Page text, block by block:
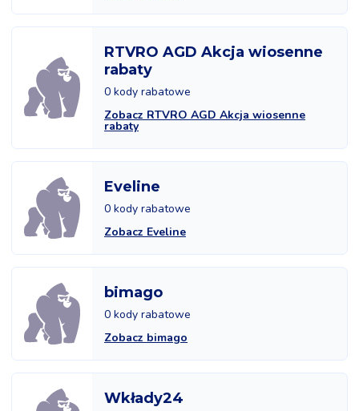
RTVRO AGD Akcja wiosenne
rabaty
0 kody rabatowe
Zobacz RTVRO AGD Akcja wiosenne
rabaty
Eveline
0 kody rabatowe
Zobacz Eveline
bimago
0 kody rabatowe
Zobacz bimago
Wkłady24